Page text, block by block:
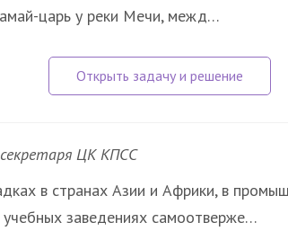
царь у реки Мечи, межд…
ЦК КПСС
в странах Азии и Африки, в
учебных заведениях самоотверже…